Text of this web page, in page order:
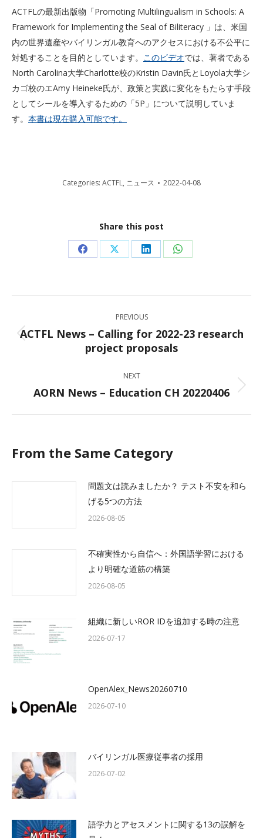
ACTFLの最新出版物「Promoting Multilingualism in Schools: A
Framework for Implementing the Seal of Biliteracy 」は、米国
内の世界遺産やバイリンガル教育へのアクセスにおける不公平に
対処することを目的としています。 このビデオでは、著者である
North Carolina大学Charlotte校のKristin Davin氏とLoyola大学シ
カゴ校のエAmy Heineke氏が、政策と実践に変化をもたらす手段
としてシールを導入するための「5P」について説明していま
す。 本書は現在購入可能です。
Categories: ACTFL, ニュース 2022-04-08
Share this post
Share
Facebook
Share
X
Share
LinkedIn
Share
WhatsApp
navigation
PREVIOUS
Previous
post:
ACTFL News – Calling for 2022-23 research
project proposals
NEXT
Next
AORN News – Education CH 20220406
From the Same Category
問題文は読みましたか？ テスト不安を和ら
げる5つの方法
2026-08-05
不確実性から自信へ：外国語学習における
より明確な道筋の構築
2026-08-05
組織に新しいROR IDを追加する時の注意
2026-07-17
OpenAlex_News20260710
2026-07-10
バイリンガル医療従事者の採用
2026-07-02
語学力とアセスメントに関する13の誤解を